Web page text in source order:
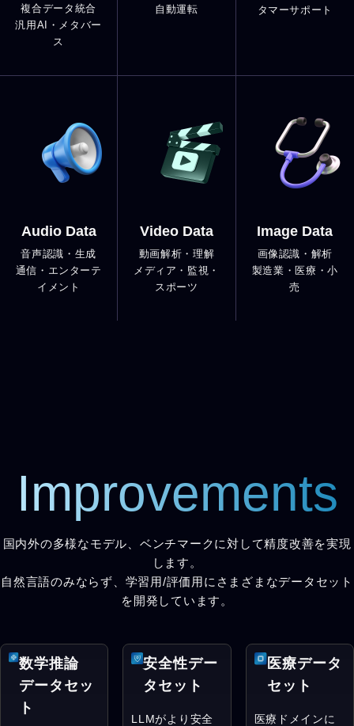
複合データ統合
汎用AI・メタバー
ス
自動運転
タマーサポート
Audio Data
音声認識・生成
通信・エンターテ
イメント
Video Data
動画解析・理解
メディア・監視・
スポーツ
Image Data
画像認識・解析
製造業・医療・小
売
Improvements
国内外の多様なモデル、ベンチマークに対して精度改善を実現
します。
自然言語のみならず、学習用/評価用にさまざまなデータセット
を開発しています。
数学推論
データセッ
ト
安全性デー
タセット
LLMがより安全
医療データ
セット
医療ドメインに